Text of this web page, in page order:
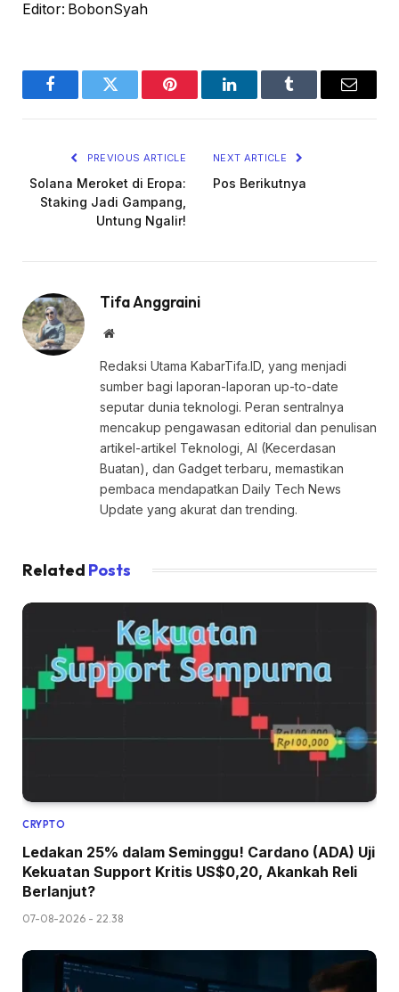
Editor: BobonSyah
FacebookTwitter Pinterest LinkedInTumblr Email
PREVIOUS ARTICLE
Solana Meroket di Eropa:
Staking Jadi Gampang,
Untung Ngalir!
NEXT ARTICLE
Pos Berikutnya
Tifa Anggraini
Website
Redaksi Utama KabarTifa.ID, yang menjadi
sumber bagi laporan-laporan up-to-date
seputar dunia teknologi. Peran sentralnya
mencakup pengawasan editorial dan penulisan
artikel-artikel Teknologi, AI (Kecerdasan
Buatan), dan Gadget terbaru, memastikan
pembaca mendapatkan Daily Tech News
Update yang akurat dan trending.
Related Posts
CRYPTO
Ledakan 25% dalam Seminggu! Cardano (ADA) Uji
Kekuatan Support Kritis US$0,20, Akankah Reli
Berlanjut?
07-08-2026 - 22.38